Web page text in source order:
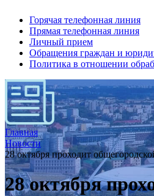
Горячая телефонная линия
Прямая телефонная линия
Личный прием
Обращения граждан и
Политика в отношении
Главная
Новости
28 октября проходит
28 октября